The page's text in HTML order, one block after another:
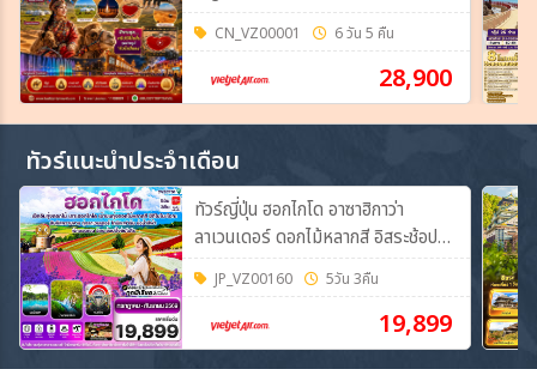
CN_VZ00001 6 วัน 5 คืน
28,900
ทัวร์แนะนำประจำเดือน
ทัวร์ญี่ปุ่น ฮอกไกโด อาซาฮิกาว่า
ลาเวนเดอร์ ดอกไม้หลากสี อิสระช้อปปิ้ง
5วัน 3คืน (VZ)
JP_VZ00160 5วัน 3คืน
19,899